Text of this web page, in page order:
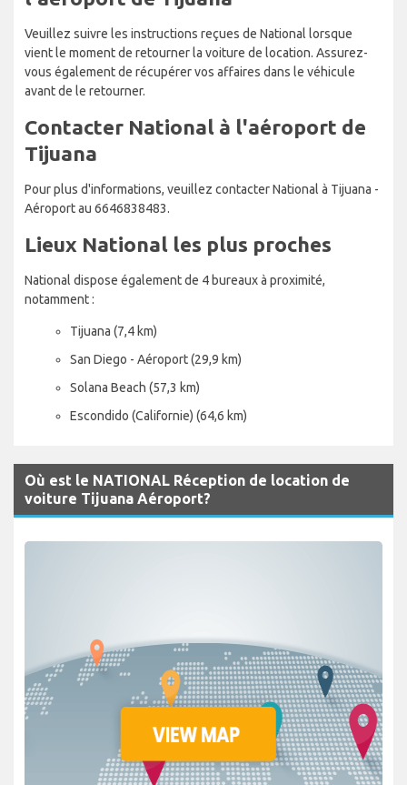
Veuillez suivre les instructions reçues de National lorsque
vient le moment de retourner la voiture de location. Assurez-
vous également de récupérer vos affaires dans le véhicule
avant de le retourner.
Contacter National à l'aéroport de
Tijuana
Pour plus d'informations, veuillez contacter National à Tijuana -
Aéroport au 6646838483.
Lieux National les plus proches
National dispose également de 4 bureaux à proximité,
notamment :
Tijuana (7,4 km)
San Diego - Aéroport (29,9 km)
Solana Beach (57,3 km)
Escondido (Californie) (64,6 km)
Où est le NATIONAL Réception de location de
voiture Tijuana Aéroport?